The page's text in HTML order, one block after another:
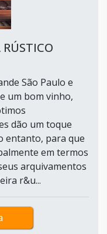
São Paulo e
um bom vinho,
dão um toque
entanto, para que
em termos
arquivamentos
r&u...